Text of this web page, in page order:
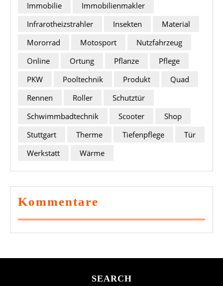
Immobilie
Immobilienmakler
Infrarotheizstrahler
Insekten
Material
Mororrad
Motosport
Nutzfahrzeug
Online
Ortung Pflanze
Pflege
PKW
Pooltechnik Produkt
Quad
Rennen
Roller
Schutztür
Schwimmbadtechnik
Scooter
Shop
Stuttgart
Therme Tiefenpflege
Tür
Werkstatt
Wärme
Kommentare
SEARCH